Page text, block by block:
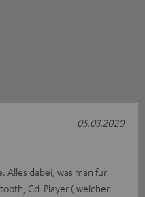
Alles dabei, was man für
Cd-Player ( welcher
05.03.2020